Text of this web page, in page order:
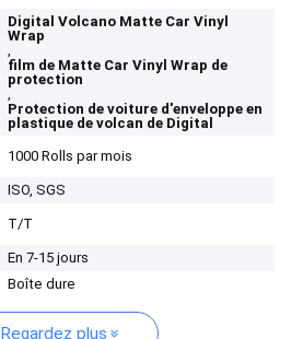
Digital Volcano Matte Car Vinyl
Wrap
,
film de Matte Car Vinyl Wrap de
protection
,
Protection de voiture d'enveloppe en
plastique de volcan de Digital
1000 Rolls par mois
ISO, SGS
T/T
En 7-15 jours
Boîte dure
Regardez plus